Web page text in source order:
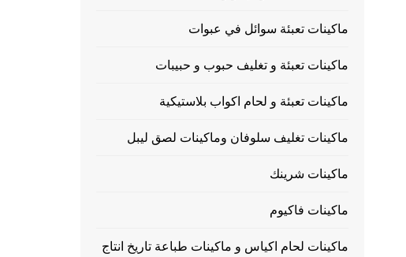
ماكينات تعبئة سوائل في عبوات
ماكينات تعبئة و تغليف حبوب و حبيبات
ماكينات تعبئة و لحام اكواب بلاستيكية
ماكينات تغليف سلوفان وماكينات لصق ليبل
ماكينات شرينك
ماكينات فاكيوم
ماكينات لحام اكياس و ماكينات طباعة تاريخ انتاج